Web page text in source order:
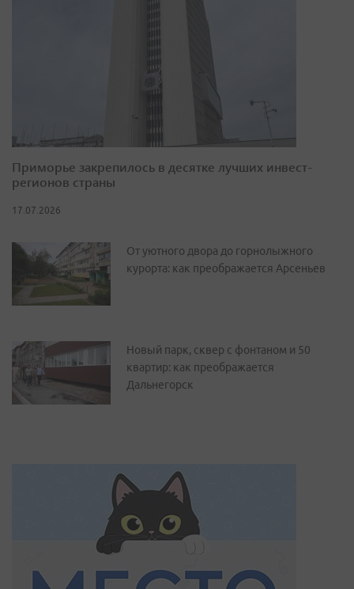
Приморье закрепилось в десятке лучших инвест-
регионов страны
17.07.2026
От уютного двора до горнолыжного
курорта: как преображается Арсеньев
Новый парк, сквер с фонтаном и 50
квартир: как преображается
Дальнегорск